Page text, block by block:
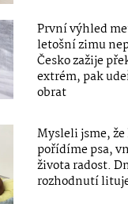
První výhled
letošní zimu
Česko zažije
extrém, pak
obrat
Mysleli jsme,
pořídíme psa,
života radost.
rozhodnutí